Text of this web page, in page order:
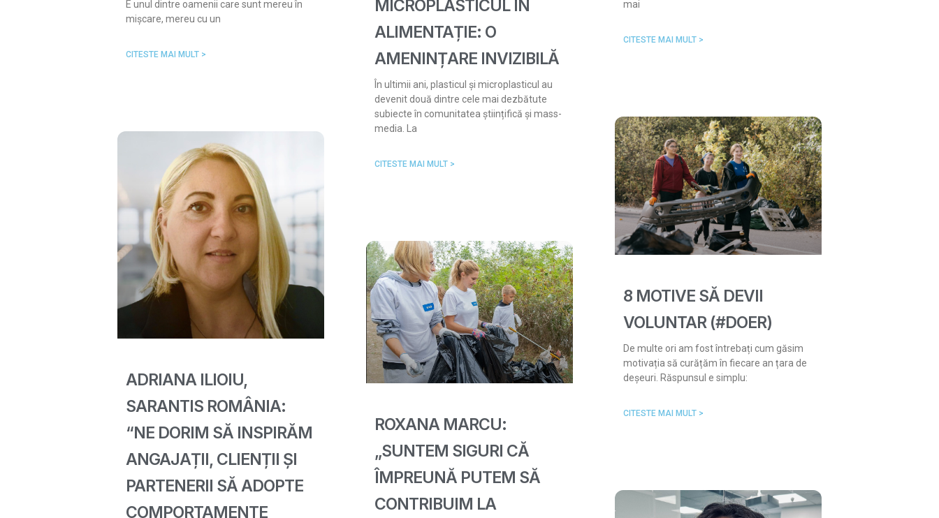
E unul dintre oamenii care sunt mereu în
mișcare, mereu cu un
CITESTE MAI MULT >
mai
CITESTE MAI MULT >
ADRIANA ILIOIU,
SARANTIS ROMÂNIA:
“NE DORIM SĂ INSPIRĂM
ANGAJAȚII, CLIENȚII ȘI
PARTENERII SĂ ADOPTE
COMPORTAMENTE
MICROPLASTICUL ÎN
ALIMENTAȚIE: O
AMENINȚARE INVIZIBILĂ
În ultimii ani, plasticul și microplasticul au
devenit două dintre cele mai dezbătute
subiecte în comunitatea științifică și mass-
media. La
CITESTE MAI MULT >
8 MOTIVE SĂ DEVII
VOLUNTAR (#DOER)
De multe ori am fost întrebați cum găsim
motivația să curățăm în fiecare an țara de
deșeuri. Răspunsul e simplu:
CITESTE MAI MULT >
ROXANA MARCU:
„SUNTEM SIGURI CĂ
ÎMPREUNĂ PUTEM SĂ
CONTRIBUIM LA